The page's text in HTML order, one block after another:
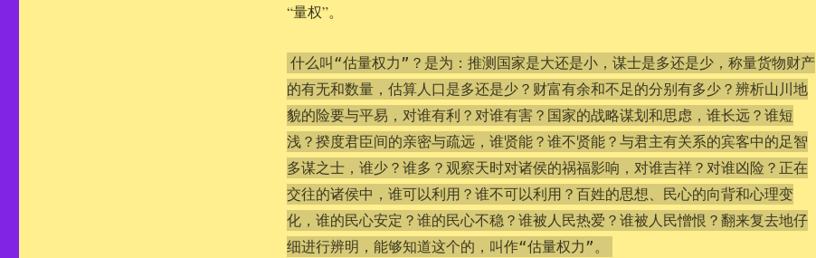
“量权”。
什么叫“估量权力”？是为：推测国家是大还是小，谋士是多还是少，称量货物财产
的有无和数量，估算人口是多还是少？财富有余和不足的分别有多少？辨析山川地
貌的险要与平易，对谁有利？对谁有害？国家的战略谋划和思虑，谁长远？谁短
浅？揆度君臣间的亲密与疏远，谁贤能？谁不贤能？与君主有关系的宾客中的足智
多谋之士，谁少？谁多？观察天时对诸侯的祸福影响，对谁吉祥？对谁凶险？正在
交往的诸侯中，谁可以利用？谁不可以利用？百姓的思想、民心的向背和心理变
化，谁的民心安定？谁的民心不稳？谁被人民热爱？谁被人民憎恨？翻来复去地仔
细进行辨明，能够知道这个的，叫作“估量权力”。